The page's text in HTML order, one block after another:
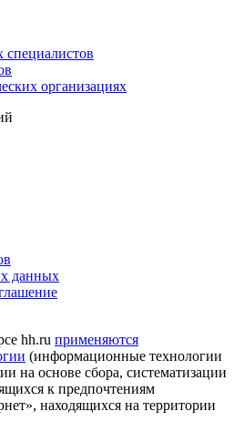
специалистов
организациях
данных
hh.ru применяются
(информационные технологии
на основе сбора, систематизации
к предпочтениям
находящихся на территории